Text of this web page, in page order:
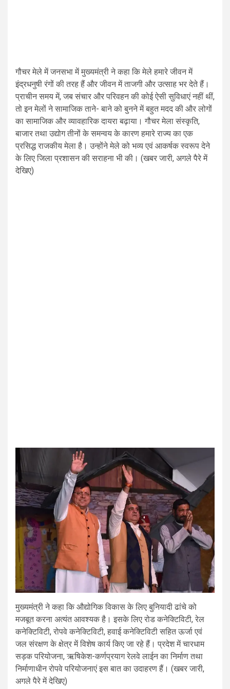
गौचर मेले में जनसभा में मुख्यमंत्री ने कहा कि मेले हमारे जीवन में
इंद्रधनुषी रंगों की तरह हैं और जीवन में ताजगी और उत्साह भर देते हैं।
प्राचीन समय में, जब संचार और परिवहन की कोई ऐसी सुविधाएं नहीं थीं,
तो इन मेलों ने सामाजिक ताने- बाने को बुनने में बहुत मदद की और लोगों
का सामाजिक और व्यावहारिक दायरा बढ़ाया। गौचर मेला संस्कृति,
बाजार तथा उद्योग तीनों के समन्वय के कारण हमारे राज्य का एक
प्रसिद्ध राजकीय मेला है। उन्होंने मेले को भव्य एवं आकर्षक स्वरूप देने
के लिए जिला प्रशासन की सराहना भी की। (खबर जारी, अगले पैरे में
देखिए)
मुख्यमंत्री ने कहा कि औद्योगिक विकास के लिए बुनियादी ढांचे को
मजबूत करना अत्यंत आवश्यक है। इसके लिए रोड कनेक्टिविटी, रेल
कनेक्टिविटी, रोपवे कनेक्टिविटी, हवाई कनेक्टिविटी सहित ऊर्जा एवं
जल संरक्षण के क्षेत्र में विशेष कार्य किए जा रहे हैं। प्रदेश में चारधाम
सड़क परियोजना, ऋषिकेश-कर्णप्रयाग रेलवे लाईन का निर्माण तथा
निर्माणाधीन रोपवे परियोजनाएं इस बात का उदाहरण हैं। (खबर जारी,
अगले पैरे में देखिए)